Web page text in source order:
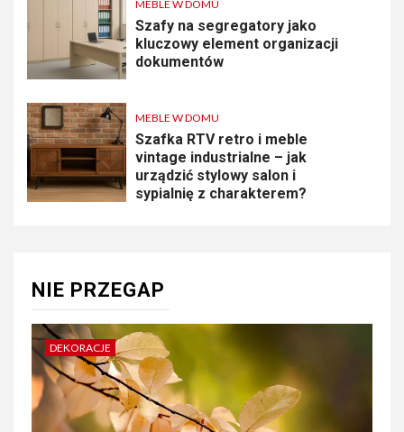
MEBLE W DOMU
Szafy na segregatory jako
kluczowy element organizacji
dokumentów
MEBLE W DOMU
Szafka RTV retro i meble
vintage industrialne – jak
urządzić stylowy salon i
sypialnię z charakterem?
NIE PRZEGAP
DEKORACJE